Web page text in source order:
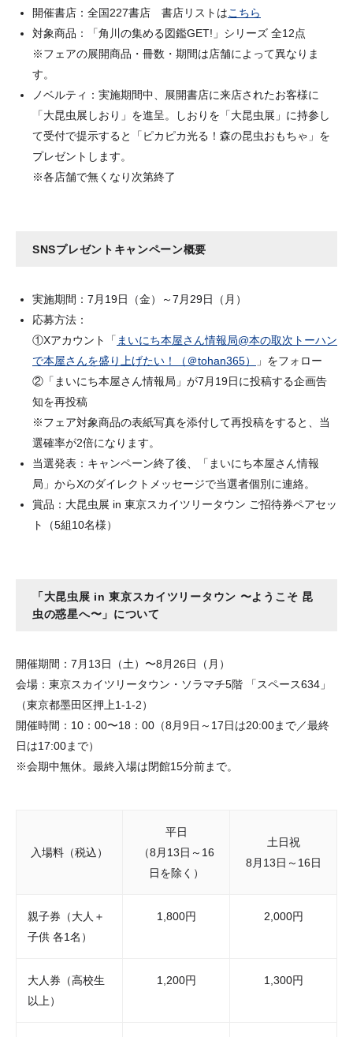
開催書店：全国227書店 書店リストはこちら
対象商品：「角川の集める図鑑GET!」シリーズ 全12点
※フェアの展開商品・冊数・期間は店舗によって異なりま
す。
ノベルティ：実施期間中、展開書店に来店されたお客様に
「大昆虫展しおり」を進呈。しおりを「大昆虫展」に持参し
て受付で提示すると「ピカピカ光る！森の昆虫おもちゃ」を
プレゼントします。
※各店舗で無くなり次第終了
SNSプレゼントキャンペーン概要
実施期間：7月19日（金）～7月29日（月）
応募方法：
①Xアカウント「 まいにち本屋さん情報局@本の取次トーハン
で本屋さんを盛り上げたい！（＠tohan365）
」をフォロー
②「まいにち本屋さん情報局」が7月19日に投稿する企画告
知を再投稿
※フェア対象商品の表紙写真を添付して再投稿をすると、当
選確率が2倍になります。
当選発表：キャンペーン終了後、「まいにち本屋さん情報
局」からXのダイレクトメッセージで当選者個別に連絡。
賞品：大昆虫展 in 東京スカイツリータウン ご招待券ペアセッ
ト（5組10名様）
「大昆虫展 in 東京スカイツリータウン 〜ようこそ 昆
虫の惑星へ〜」について
開催期間：7月13日（土）〜8月26日（月）
会場：東京スカイツリータウン・ソラマチ5階 「スペース634」
（東京都墨田区押上1-1-2）
開催時間：10：00〜18：00（8月9日～17日は20:00まで／最終
日は17:00まで）
※会期中無休。最終入場は閉館15分前まで。
入場料（税込）
平日
（8月13日～16
日を除く）
土日祝
8月13日～16日
親子券（大人＋
子供 各1名）
1,800円 2,000円
大人券（高校生
以上）
1,200円 1,300円